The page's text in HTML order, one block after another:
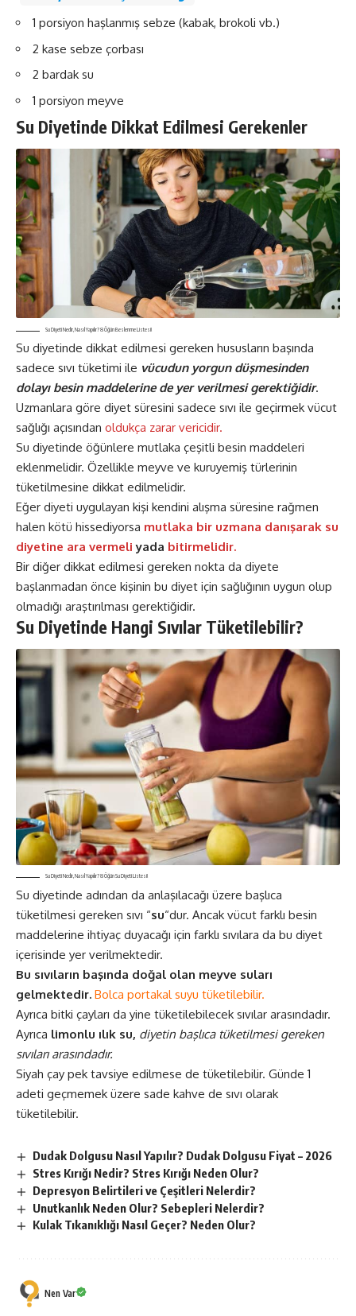
1 porsiyon haşlanmış sebze (kabak, brokoli vb.)
2 kase sebze çorbası
2 bardak su
1 porsiyon meyve
Su Diyetinde Dikkat Edilmesi Gerekenler
Su Diyeti Nedir, Nasıl Yapılır? 8 Öğün Beslenme Listesi!
Su diyetinde dikkat edilmesi gereken hususların başında
sadece sıvı tüketimi ile vücudun yorgun düşmesinden
dolayı besin maddelerine de yer verilmesi gerektiğidir.
Uzmanlara göre diyet süresini sadece sıvı ile geçirmek vücut
sağlığı açısından oldukça zarar vericidir.
Su diyetinde öğünlere mutlaka çeşitli besin maddeleri
eklenmelidir. Özellikle meyve ve kuruyemiş türlerinin
tüketilmesine dikkat edilmelidir.
Eğer diyeti uygulayan kişi kendini alışma süresine rağmen
halen kötü hissediyorsa mutlaka bir uzmana danışarak su
diyetine ara vermeliyada bitirmelidir.
Bir diğer dikkat edilmesi gereken nokta da diyete
başlanmadan önce kişinin bu diyet için sağlığının uygun olup
olmadığı araştırılması gerektiğidir.
Su Diyetinde Hangi Sıvılar Tüketilebilir?
Su Diyeti Nedir, Nasıl Yapılır? 8 Öğün Su Diyeti Listesi!
Su diyetinde adından da anlaşılacağı üzere başlıca
tüketilmesi gereken sıvı “su“dur. Ancak vücut farklı besin
maddelerine ihtiyaç duyacağı için farklı sıvılara da bu diyet
içerisinde yer verilmektedir.
Bu sıvıların başında doğal olan meyve suları
gelmektedir. Bolca portakal suyu tüketilebilir.
Ayrıca bitki çayları da yine tüketilebilecek sıvılar arasındadır.
Ayrıca limonlu ılık su, diyetin başlıca tüketilmesi gereken
sıvıları arasındadır.
Siyah çay pek tavsiye edilmese de tüketilebilir. Günde 1
adeti geçmemek üzere sade kahve de sıvı olarak
tüketilebilir.
Dudak Dolgusu Nasıl Yapılır? Dudak Dolgusu Fiyat – 2026
Stres Kırığı Nedir? Stres Kırığı Neden Olur?
Depresyon Belirtileri ve Çeşitleri Nelerdir?
Unutkanlık Neden Olur? Sebepleri Nelerdir?
Kulak Tıkanıklığı Nasıl Geçer? Neden Olur?
Nen Var